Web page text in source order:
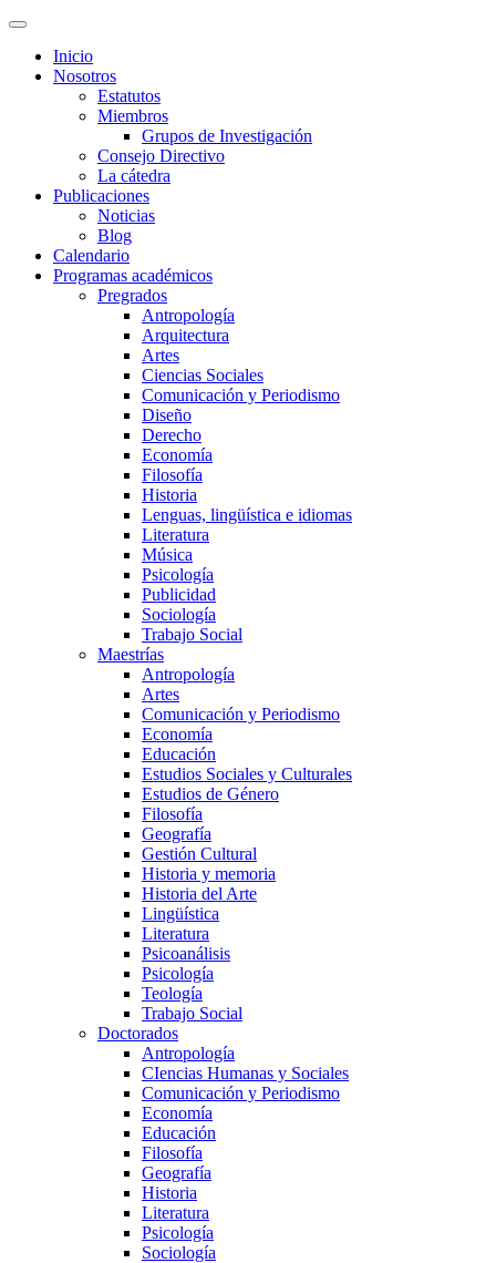
Inicio
Nosotros
Estatutos
Miembros
Grupos de Investigación
Consejo Directivo
La cátedra
Publicaciones
Noticias
Blog
Calendario
Programas académicos
Pregrados
Antropología
Arquitectura
Artes
Ciencias Sociales
Comunicación y Periodismo
Diseño
Derecho
Economía
Filosofía
Historia
Lenguas, lingüística e idiomas
Literatura
Música
Psicología
Publicidad
Sociología
Trabajo Social
Maestrías
Antropología
Artes
Comunicación y Periodismo
Economía
Educación
Estudios Sociales y Culturales
Estudios de Género
Filosofía
Geografía
Gestión Cultural
Historia y memoria
Historia del Arte
Lingüística
Literatura
Psicoanálisis
Psicología
Teología
Trabajo Social
Doctorados
Antropología
CIencias Humanas y Sociales
Comunicación y Periodismo
Economía
Educación
Filosofía
Geografía
Historia
Literatura
Psicología
Sociología